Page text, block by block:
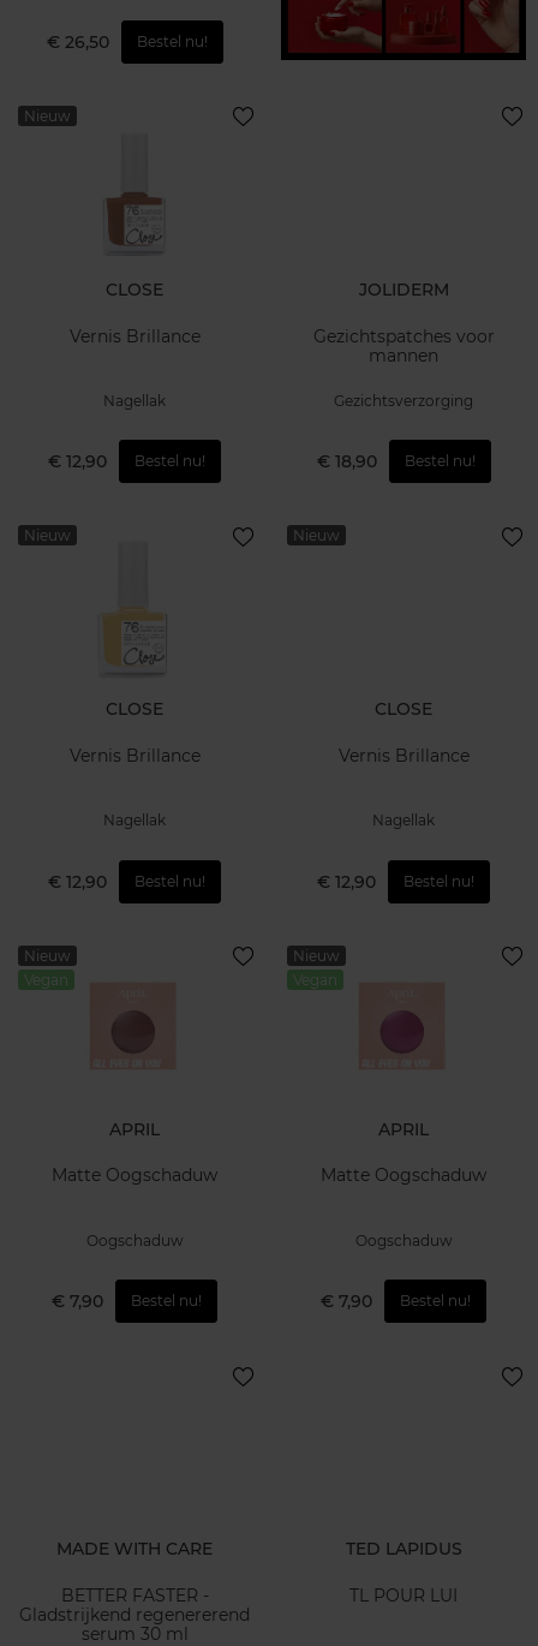
€ 26,50 Bestel nu!
Nieuw
CLOSE
Vernis Brillance
Nagellak
€ 12,90 Bestel nu!
JOLIDERM
Gezichtspatches voor
mannen
Gezichtsverzorging
€ 18,90 Bestel nu!
Nieuw
CLOSE
Vernis Brillance
Nagellak
€ 12,90 Bestel nu!
Nieuw
CLOSE
Vernis Brillance
Nagellak
€ 12,90 Bestel nu!
Nieuw
Vegan
APRIL
Matte Oogschaduw
Oogschaduw
€ 7,90 Bestel nu!
Nieuw
Vegan
APRIL
Matte Oogschaduw
Oogschaduw
€ 7,90 Bestel nu!
MADE WITH CARE
BETTER FASTER -
Gladstrijkend regenererend
serum 30 ml
TED LAPIDUS
TL POUR LUI